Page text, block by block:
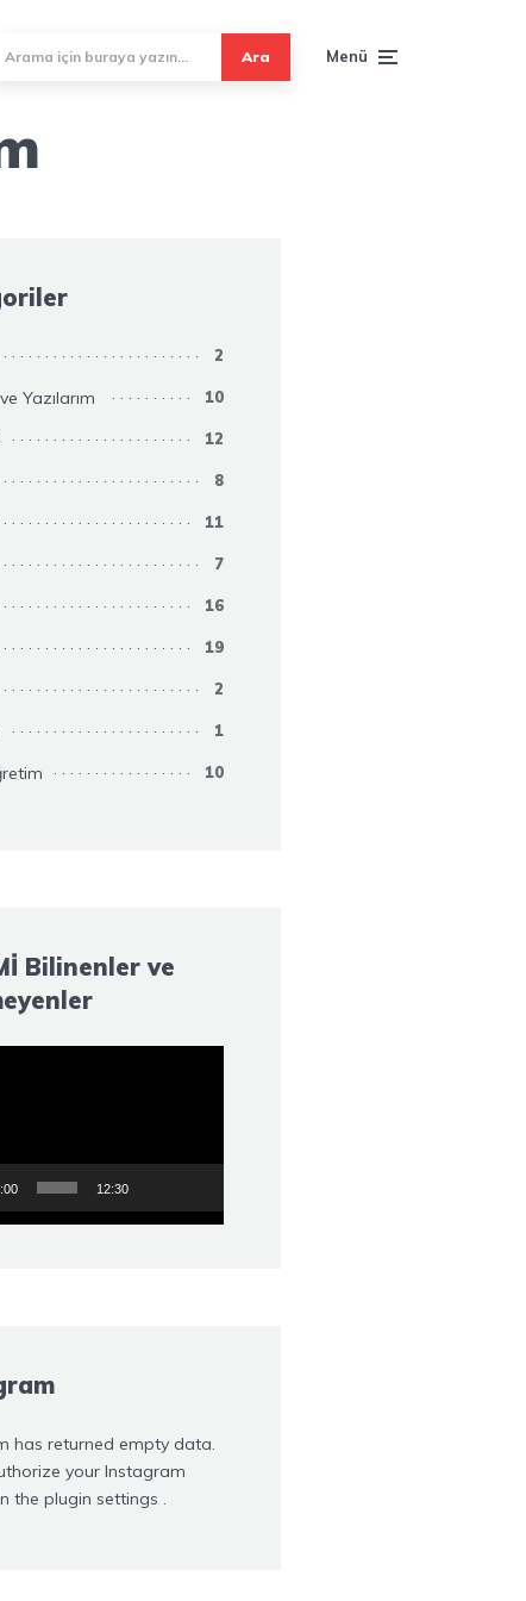
Ara Menü
2
Yazılarım 10
12
8
11
7
16
19
2
1
10
Bilinenler ve
12:30
has returned empty data.
your Instagram
the plugin settings .